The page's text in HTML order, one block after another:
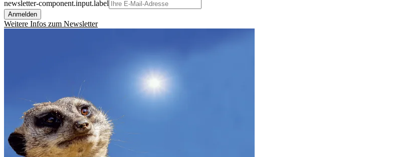
newsletter-component.input.label
Anmelden
Weitere Infos zum Newsletter